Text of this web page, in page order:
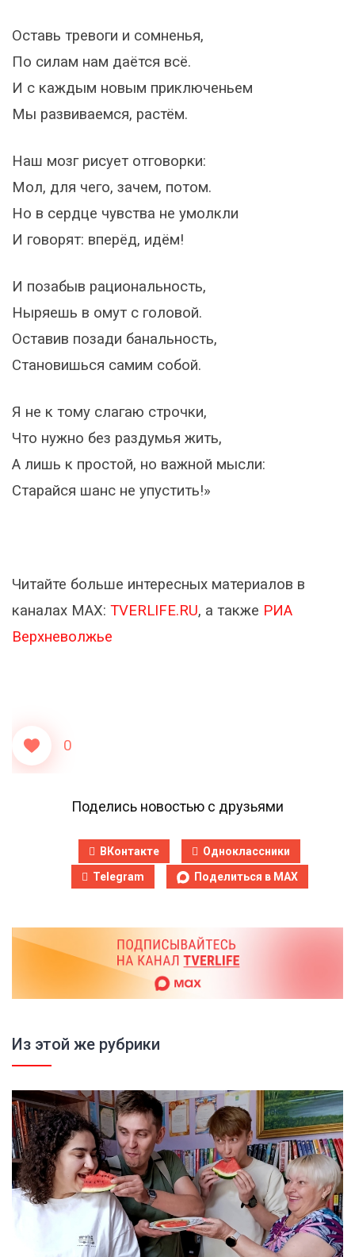
Оставь тревоги и сомненья,
По силам нам даётся всё.
И с каждым новым приключеньем
Мы развиваемся, растём.
Наш мозг рисует отговорки:
Мол, для чего, зачем, потом.
Но в сердце чувства не умолкли
И говорят: вперёд, идём!
И позабыв рациональность,
Ныряешь в омут с головой.
Оставив позади банальность,
Становишься самим собой.
Я не к тому слагаю строчки,
Что нужно без раздумья жить,
А лишь к простой, но важной мысли:
Старайся шанс не упустить!»
Читайте больше интересных материалов в
каналах МАХ: TVERLIFE.RU, а также РИА
Верхневолжье
0
Поделись новостью с друзьями
ВКонтакте
Одноклассники
Telegram
Поделиться в MAX
Из этой же рубрики